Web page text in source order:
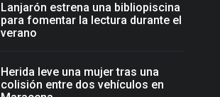
Lanjarón estrena una bibliopiscina
para fomentar la lectura durante el
verano
Herida leve una mujer tras una
colisión entre dos vehículos en